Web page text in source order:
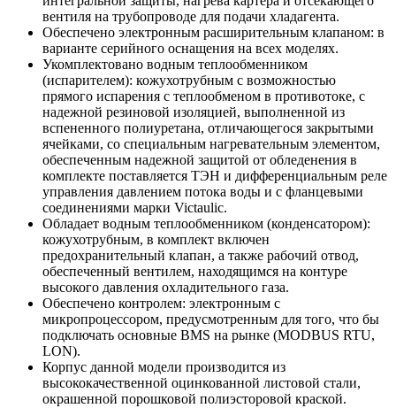
вентиля на трубопроводе для подачи хладагента.
Обеспечено электронным расширительным клапаном: в
варианте серийного оснащения на всех моделях.
Укомплектовано водным теплообменником
(испарителем): кожухотрубным с возможностью
прямого испарения с теплообменом в противотоке, с
надежной резиновой изоляцией, выполненной из
вспененного полиуретана, отличающегося закрытыми
ячейками, со специальным нагревательным элементом,
обеспеченным надежной защитой от обледенения в
комплекте поставляется ТЭН и дифференциальным реле
управления давлением потока воды и с фланцевыми
соединениями марки Victaulic.
Обладает водным теплообменником (конденсатором):
кожухотрубным, в комплект включен
предохранительный клапан, а также рабочий отвод,
обеспеченный вентилем, находящимся на контуре
высокого давления охладительного газа.
Обеспечено контролем: электронным с
микропроцессором, предусмотренным для того, что бы
подключать основные BMS на рынке (MODBUS RTU,
LON).
Корпус данной модели производится из
высококачественной оцинкованной листовой стали,
окрашенной порошковой полиэсторовой краской.